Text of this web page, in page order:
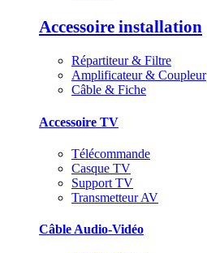
Accessoire installation
Répartiteur & Filtre
Amplificateur & Coupleur
Câble & Fiche
Accessoire TV
Télécommande
Casque TV
Support TV
Transmetteur AV
Câble Audio-Vidéo